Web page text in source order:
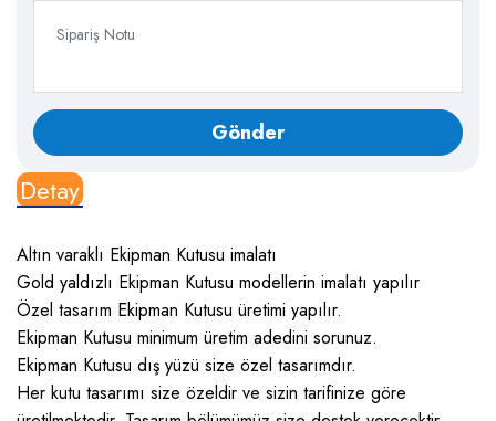
Detay
Altın varaklı Ekipman Kutusu imalatı
Gold yaldızlı Ekipman Kutusu modellerin imalatı yapılır
Özel tasarım Ekipman Kutusu üretimi yapılır.
Ekipman Kutusu minimum üretim adedini sorunuz.
Ekipman Kutusu dış yüzü size özel tasarımdır.
Her kutu tasarımı size özeldir ve sizin tarifinize göre